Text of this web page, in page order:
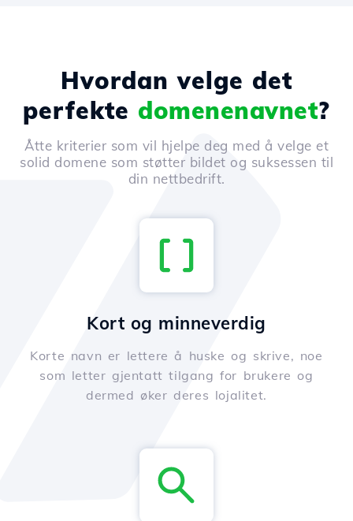
Hvordan velge det
perfekte domenenavnet?
Åtte kriterier som vil hjelpe deg med å velge et
solid domene som støtter bildet og suksessen til
din nettbedrift.
Kort og minneverdig
Korte navn er lettere å huske og skrive, noe
som letter gjentatt tilgang for brukere og
dermed øker deres lojalitet.